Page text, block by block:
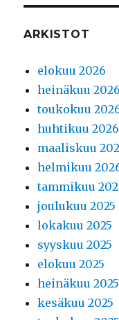
ARKISTOT
elokuu 2026
heinäkuu 2026
toukokuu
huhtikuu 2026
maaliskuu
helmikuu
tammikuu
joulukuu 2025
lokakuu 2025
syyskuu 2025
elokuu 2025
heinäkuu 2025
kesäkuu 2025